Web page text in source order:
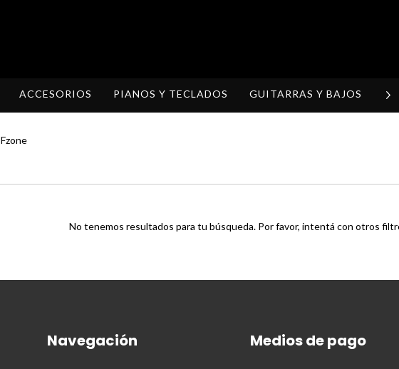
ACCESORIOS PIANOS Y TECLADOS GUITARRAS Y BAJOS
Fzone
No tenemos resultados para tu búsqueda. Por favor, intentá con otros
Navegación Medios de pago